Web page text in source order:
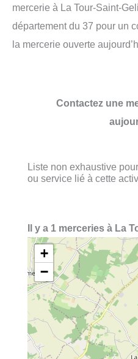
mercerie à La Tour-Saint-
département du 37 pour un
la mercerie ouverte
Contactez une
Liste non exhaustive
ou service lié à cette
Il y a 1 merceries à La
+
−